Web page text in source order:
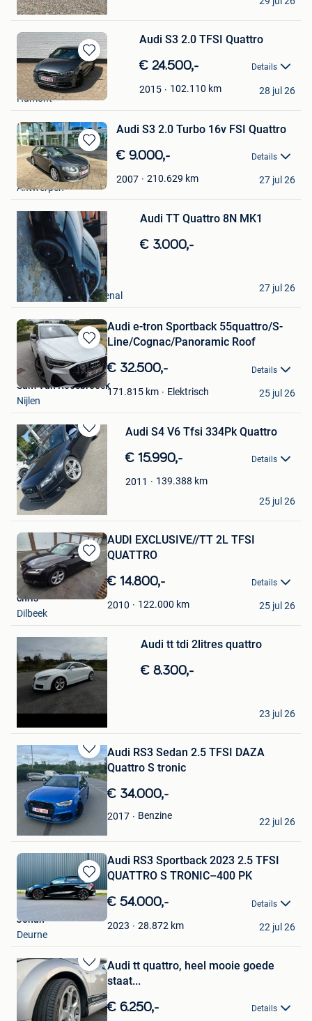
Kinrooi
Bewaren
in
Mijn
Favorieten
Audi S3 2.0 TFSI Quattro
€ 24.500,- Details
2015 102.110 km
Sten Derks
Hamont
28 jul 26
Bewaren
in
Mijn
Favorieten
Audi S3 2.0 Turbo 16v FSI Quattro
€ 9.000,- Details
2007 210.629 km
Jacob Nietvelt
Antwerpen
27 jul 26
in
Mijn
Favorieten
Audi TT Quattro 8N MK1
€ 3.000,-
Lenaik
Frasnes - Lez - Buissenal
27 jul 26
Bewaren
in
Mijn
Favorieten
Audi e-tron Sportback 55quattro/S-
Line/Cognac/Panoramic Roof
€ 32.500,- Details
171.815 km Elektrisch
Sam Van Roosbroeck
Nijlen
25 jul 26
Bewaren
Mijn
Favorieten
Audi S4 V6 Tfsi 334Pk Quattro
€ 15.990,- Details
2011 139.388 km
shal
Oosterzele
25 jul 26
Bewaren
in
Mijn
Favorieten
AUDI EXCLUSIVE//TT 2L TFSI
QUATTRO
€ 14.800,- Details
2010 122.000 km
chris
Dilbeek
25 jul 26
Bewaren
Mijn
Audi tt tdi 2litres quattro
€ 8.300,-
David Horemans
23 jul 26
Bewaren
in
Mijn
Favorieten
Audi RS3 Sedan 2.5 TFSI DAZA
Quattro S tronic
€ 34.000,-
2017 Benzine
Alpay M
22 jul 26
Bewaren
in
Favorieten
Audi RS3 Sportback 2023 2.5 TFSI
QUATTRO S TRONIC–400 PK
€ 54.000,- Details
2023 28.872 km
Johan
Deurne
22 jul 26
Bewaren
in
Mijn
Favorieten
Audi tt quattro, heel mooie goede
staat...
€ 6.250,- Details